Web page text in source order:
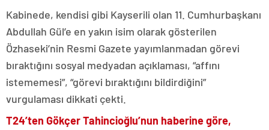
Kabinede, kendisi gibi Kayserili olan 11. Cumhurbaşkanı
Abdullah Gül’e en yakın isim olarak gösterilen
Özhaseki’nin Resmi Gazete yayımlanmadan görevi
bıraktığını sosyal medyadan açıklaması, “affını
istememesi”, “görevi bıraktığını bildirdiğini”
vurgulaması dikkati çekti.
T24’ten Gökçer Tahincioğlu’nun haberine göre,